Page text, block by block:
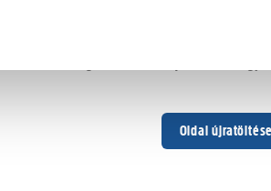
Oldal újratöltése